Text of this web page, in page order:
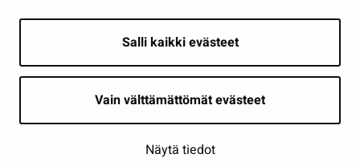
Salli kaikki evästeet
Vain välttämättömät evästeet
Näytä tiedot
Saavutettavuusseloste | © Seinäjoki 2026